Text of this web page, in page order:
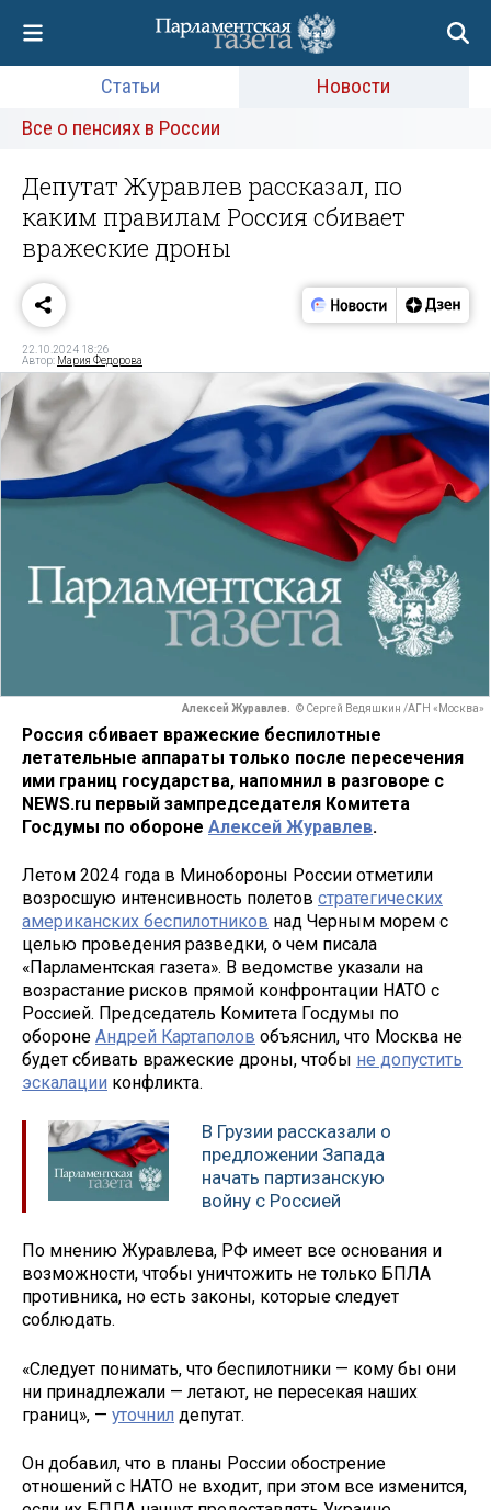
Статьи
Новости
Все о пенсиях в России
Депутат Журавлев рассказал, по
каким правилам Россия сбивает
вражеские дроны
22.10.2024 18:26
Автор: Мария Федорова
Алексей Журавлев. © Сергей Ведяшкин /АГН «Москва»
Россия сбивает вражеские беспилотные
летательные аппараты только после пересечения
ими границ государства, напомнил в разговоре с
NEWS.ru первый зампредседателя Комитета
Госдумы по обороне Алексей Журавлев.
Летом 2024 года в Минобороны России отметили
возросшую интенсивность полетов стратегических
американских беспилотников над Черным морем с
целью проведения разведки, о чем писала
«Парламентская газета». В ведомстве указали на
возрастание рисков прямой конфронтации НАТО с
Россией. Председатель Комитета Госдумы по
обороне Андрей Картаполов объяснил, что Москва не
будет сбивать вражеские дроны, чтобы не допустить
эскалации конфликта.
В Грузии рассказали о
предложении Запада
начать партизанскую
войну с Россией
По мнению Журавлева, РФ имеет все основания и
возможности, чтобы уничтожить не только БПЛА
противника, но есть законы, которые следует
соблюдать.
«Следует понимать, что беспилотники — кому бы они
ни принадлежали — летают, не пересекая наших
границ», — уточнил депутат.
Он добавил, что в планы России обострение
отношений с НАТО не входит, при этом все изменится,